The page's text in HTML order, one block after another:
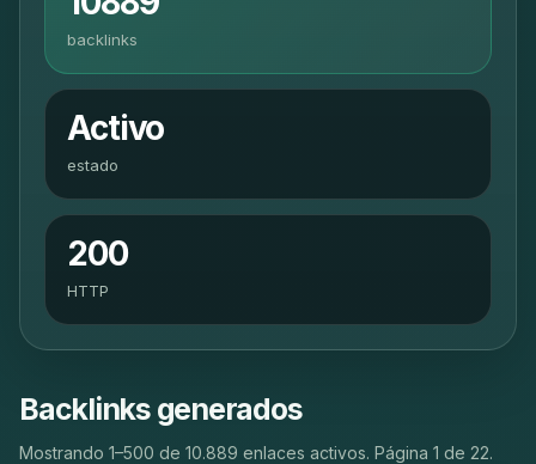
backlinks
Activo
estado
200
HTTP
Backlinks generados
Mostrando 1–500 de 10.889 enlaces activos. Página 1 de 22.